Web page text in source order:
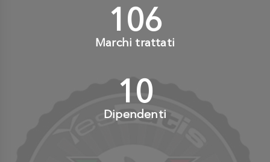
110+
Marchi trattati
10+
Dipendenti